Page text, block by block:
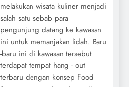
melakukan wisata kuliner menjadi
salah satu sebab para
pengunjung datang ke kawasan
ini untuk memanjakan lidah. Baru
-baru ini di kawasan tersebut
terdapat tempat hang - out
terbaru dengan konsep Food